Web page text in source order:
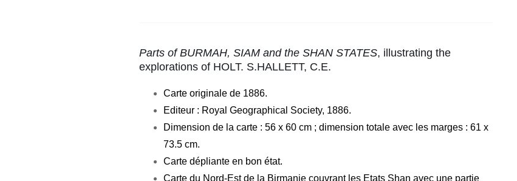
of
BURMAH,
and
the
SHAN
STATES
1886
[BIRMANIE
Parts of BURMAH, SIAM and the SHAN STATES, illustrating the
explorations of HOLT. S.HALLETT, C.E.
Carte originale de 1886.
Editeur : Royal Geographical Society, 1886.
Dimension de la carte : 56 x 60 cm ; dimension totale avec les marges : 61 x
73.5 cm.
Carte dépliante en bon état.
Carte du Nord-Est de la Birmanie couvrant les Etats Shan avec une partie